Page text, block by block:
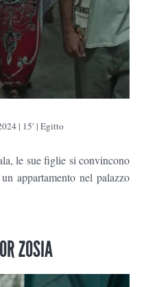
| 15′ | Egitto
le sue figlie si convincono
appartamento nel palazzo
ZOSIA